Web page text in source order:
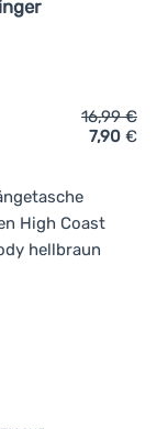
B. Holt
Vergleich 'Täschen
16,99€
7,90 €